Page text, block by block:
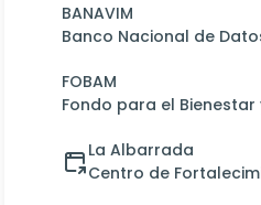
BANAVIM
Banco Nacional de
FOBAM
Fondo para el Bienestar
La Albarrada
Centro de